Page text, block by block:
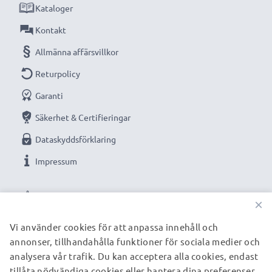
Teknisk data
Spänning
: 3.6V - 3.7V
Cellteknik : litium Ion
Kapacitet: 1880mAh
Navigatorbatteri optimerat för bland annat:
Garmin Zumo 660, 650, 600, 220 / Aera 560, 550, 510,
VÅRA BETALNINGSALTERNATIV
Kataloger
Kontakt
Allmänna affärsvillkor
Returpolicy
Garanti
Säkerhet & Certifieringar
Dataskyddsförklaring
Impressum
VÅRA FRAKTPARTNERS
×
Vi använder cookies för att anpassa innehåll och
annonser, tillhandahålla funktioner för sociala medier och
analysera vår trafik. Du kan acceptera alla cookies, endast